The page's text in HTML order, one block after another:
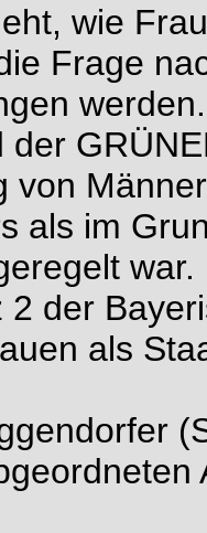
wie
Frage
der
von
als im
2 der
als